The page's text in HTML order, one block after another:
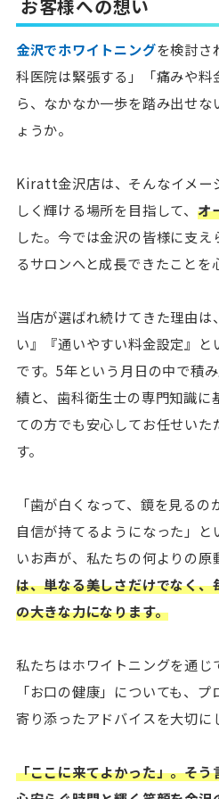
お客様への想い
金沢でホワイトニングを検討さ
科医院は緊張する」「痛みや料
ら、なかなか一歩を踏み出せ
ょうか。
Kiratt金沢店は、そんなイメー
しく輝ける場所を目指して、 オ
した。今では金沢の皆様に支
るサロンへと成長できたことを
当店が選ばれ続けてきた理由
い』『通いやすい料金設定』と
です。5年という月日の中で積
績と、歯科衛生士の専門知識に
ての方でも安心してお任せいた
す。
「歯が白くなって、鏡を見る
自信が持てるようになった」
いお声が、私たちの何よりの原
は、単なる美しさだけでなく
の大きな力になります。
私たちはホワイトニングを通じ
「お口の健康」についても、
寄り添ったアドバイスを大切に
「ここに来てよかった」。そ